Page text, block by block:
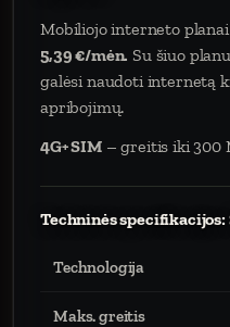
Mobiliojo interneto
5,39 €/mėn. Su šiuo
galėsi naudoti internetą
apribojimų.
4G+ SIM– greitis iki 300
Techninės
Technologija
Maks. greitis